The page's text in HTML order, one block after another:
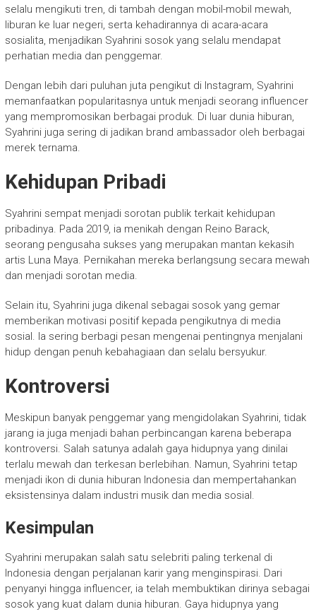
selalu mengikuti tren, di tambah dengan mobil-mobil mewah,
liburan ke luar negeri, serta kehadirannya di acara-acara
sosialita, menjadikan Syahrini sosok yang selalu mendapat
perhatian media dan penggemar.
Dengan lebih dari puluhan juta pengikut di Instagram, Syahrini
memanfaatkan popularitasnya untuk menjadi seorang influencer
yang mempromosikan berbagai produk. Di luar dunia hiburan,
Syahrini juga sering di jadikan brand ambassador oleh berbagai
merek ternama.
Kehidupan Pribadi
Syahrini sempat menjadi sorotan publik terkait kehidupan
pribadinya. Pada 2019, ia menikah dengan Reino Barack,
seorang pengusaha sukses yang merupakan mantan kekasih
artis Luna Maya. Pernikahan mereka berlangsung secara mewah
dan menjadi sorotan media.
Selain itu, Syahrini juga dikenal sebagai sosok yang gemar
memberikan motivasi positif kepada pengikutnya di media
sosial. Ia sering berbagi pesan mengenai pentingnya menjalani
hidup dengan penuh kebahagiaan dan selalu bersyukur.
Kontroversi
Meskipun banyak penggemar yang mengidolakan Syahrini, tidak
jarang ia juga menjadi bahan perbincangan karena beberapa
kontroversi. Salah satunya adalah gaya hidupnya yang dinilai
terlalu mewah dan terkesan berlebihan. Namun, Syahrini tetap
menjadi ikon di dunia hiburan Indonesia dan mempertahankan
eksistensinya dalam industri musik dan media sosial.
Kesimpulan
Syahrini merupakan salah satu selebriti paling terkenal di
Indonesia dengan perjalanan karir yang menginspirasi. Dari
penyanyi hingga influencer, ia telah membuktikan dirinya sebagai
sosok yang kuat dalam dunia hiburan. Gaya hidupnya yang